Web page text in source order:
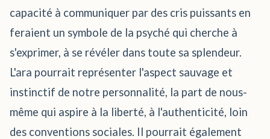
capacité à communiquer par des cris puissants en
feraient un symbole de la psyché qui cherche à
s'exprimer, à se révéler dans toute sa splendeur.
L'ara pourrait représenter l'aspect sauvage et
instinctif de notre personnalité, la part de nous-
même qui aspire à la liberté, à l'authenticité, loin
des conventions sociales. Il pourrait également